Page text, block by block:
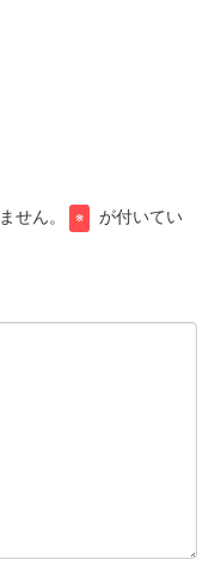
せん。 ※
が付いてい